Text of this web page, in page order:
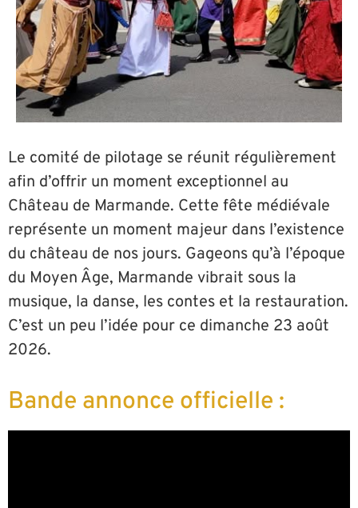
Le comité de pilotage se réunit régulièrement
afin d’offrir un moment exceptionnel au
Château de Marmande. Cette fête médiévale
représente un moment majeur dans l’existence
du château de nos jours. Gageons qu’à l’époque
du Moyen Âge, Marmande vibrait sous la
musique, la danse, les contes et la restauration.
C’est un peu l’idée pour ce dimanche 23 août
2026.
Bande annonce officielle :